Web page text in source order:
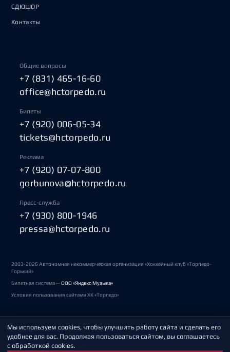
СДЮШОР
Контакты
Общие вопросы
+7 (831) 465-16-60
office@hctorpedo.ru
Билеты
+7 (920) 006-05-34
tickets@hctorpedo.ru
Реклама
+7 (920) 07-07-800
gorbunova@hctorpedo.ru
Пресс-служба
+7 (930) 800-1946
pressa@hctorpedo.ru
2003-2026 Автономная некоммерческая организация «Хоккейный клуб «Торпедо-
Горький»
Билетная система —ООО «Яндекс Музыка»
Условия пользования сайтами ХК «Торпедо»
Политика обработки персональных данных
Пользовательское соглашение
Мы используем cookies, чтобы улучшить работу сайта и сделать его
удобнее для вас. Продолжая пользоваться сайтом, вы соглашаетесь
с обработкой cookies.